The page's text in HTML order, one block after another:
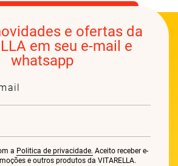
e ofertas da
em seu e-mail e
whatsapp
a Politica de privacidade. Aceito receber e-
e outros produtos da VITARELLA.